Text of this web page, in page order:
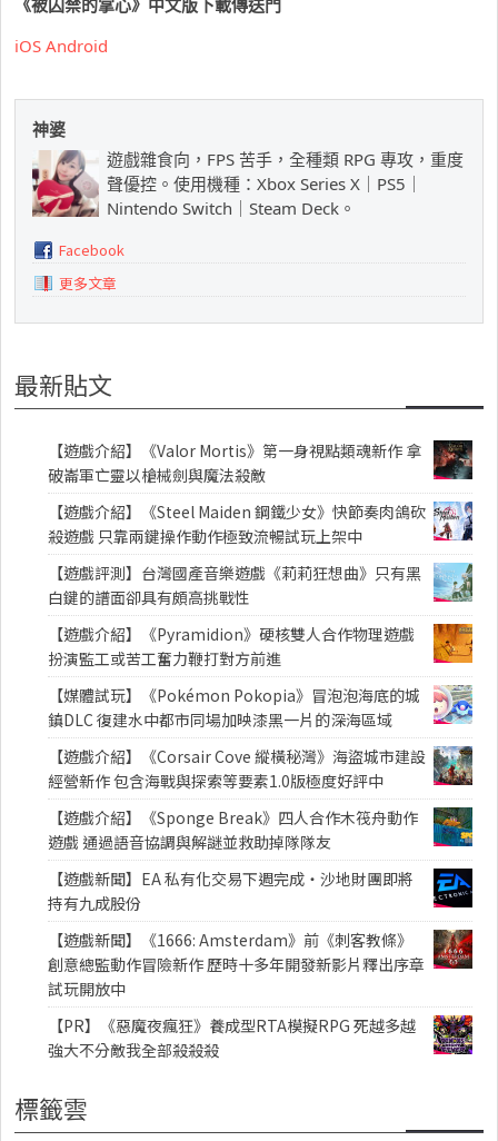
iOS Android
神婆
遊戲雜食向，FPS 苦手，全種類 RPG 專攻，重度
聲優控。使用機種：Xbox Series X｜PS5｜
Nintendo Switch｜Steam Deck。
Facebook
更多文章
最新貼文
【遊戲介紹】《Valor Mortis》第一身視點類魂新作 拿
破崙軍亡靈以槍械劍與魔法殺敵
【遊戲介紹】《Steel Maiden 鋼鐵少女》快節奏肉鴿砍
殺遊戲 只靠兩鍵操作動作極致流暢試玩上架中
【遊戲評測】台灣國產音樂遊戲《莉莉狂想曲》只有黑
白鍵的譜面卻具有頗高挑戰性
【遊戲介紹】《Pyramidion》硬核雙人合作物理遊戲
扮演監工或苦工奮力鞭打對方前進
【媒體試玩】《Pokémon Pokopia》冒泡泡海底的城
鎮DLC 復建水中都市同場加映漆黑一片的深海區域
【遊戲介紹】《Corsair Cove 縱橫秘灣》海盜城市建設
經營新作 包含海戰與探索等要素1.0版極度好評中
【遊戲介紹】《Sponge Break》四人合作木筏舟動作
遊戲 通過語音協調與解謎並救助掉隊隊友
【遊戲新聞】EA 私有化交易下週完成・沙地財團即將
持有九成股份
【遊戲新聞】《1666: Amsterdam》前《刺客教條》
創意總監動作冒險新作 歷時十多年開發新影片釋出序章
試玩開放中
【PR】《惡魔夜瘋狂》養成型RTA模擬RPG 死越多越
強大不分敵我全部殺殺殺
標籤雲